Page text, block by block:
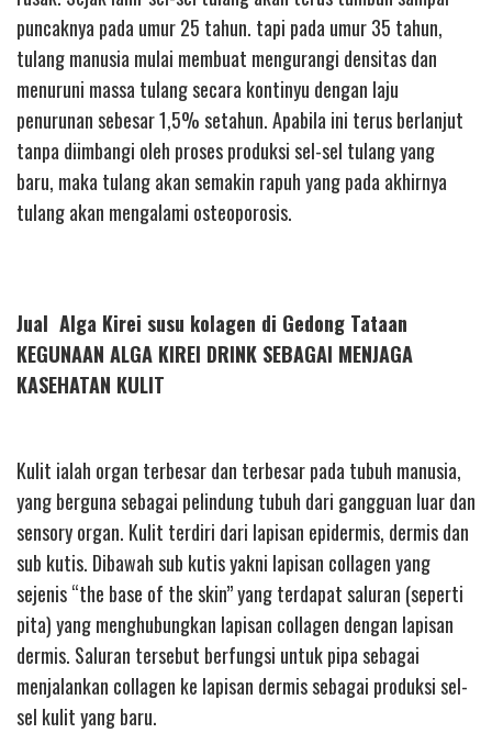
puncaknya pada umur 25 tahun. tapi pada umur 35 tahun,
tulang manusia mulai membuat mengurangi densitas dan
menuruni massa tulang secara kontinyu dengan laju
penurunan sebesar 1,5% setahun. Apabila ini terus berlanjut
tanpa diimbangi oleh proses produksi sel-sel tulang yang
baru, maka tulang akan semakin rapuh yang pada akhirnya
tulang akan mengalami osteoporosis.
Jual Alga Kirei susu kolagen di Gedong Tataan
KEGUNAAN ALGA KIREI DRINK SEBAGAI MENJAGA
KASEHATAN KULIT
Kulit ialah organ terbesar dan terbesar pada tubuh manusia,
yang berguna sebagai pelindung tubuh dari gangguan luar dan
sensory organ. Kulit terdiri dari lapisan epidermis, dermis dan
sub kutis. Dibawah sub kutis yakni lapisan collagen yang
sejenis “the base of the skin” yang terdapat saluran (seperti
pita) yang menghubungkan lapisan collagen dengan lapisan
dermis. Saluran tersebut berfungsi untuk pipa sebagai
menjalankan collagen ke lapisan dermis sebagai produksi sel-
sel kulit yang baru.